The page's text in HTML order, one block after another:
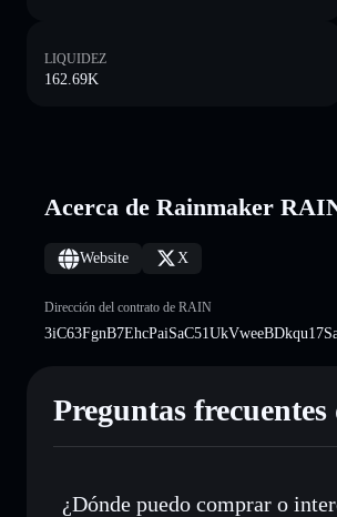
LIQUIDEZ
162.69K
Acerca de Rainmaker
Website X
Dirección del contrato de RAIN
Preguntas
¿Dónde puedo comprar o